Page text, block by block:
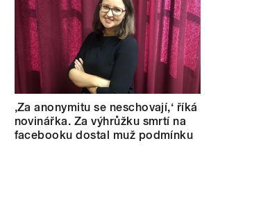
‚Za anonymitu se neschovají,‘ říká
novinářka. Za výhrůžku smrtí na
facebooku dostal muž podmínku